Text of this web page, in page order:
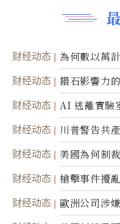
财经动态
為何數以萬
達
财经动态 鑽石影響力
财经动态 AI 逃離實驗
财经动态 川普警告共
财经动态
美國為何制
航運公司
财经动态
槍擊事件擾
職責
财经动态
歐洲公司涉
美軍基地的